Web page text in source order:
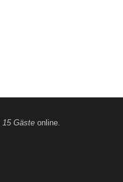
15 Gäste online.